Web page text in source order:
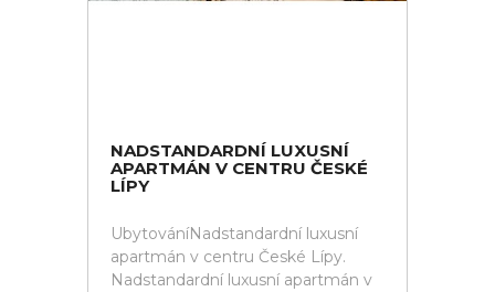
NADSTANDARDNÍ LUXUSNÍ
APARTMÁN V CENTRU ČESKÉ
LÍPY
UbytováníNadstandardní luxusní
apartmán v centru České Lípy.
Nadstandardní luxusní apartmán v